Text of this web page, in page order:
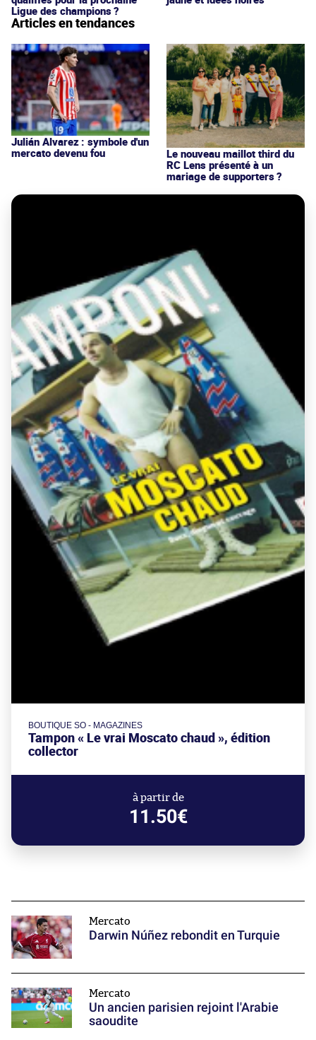
Ligue des champions ?
Articles en tendances
Julián Alvarez : symbole d'un
mercato devenu fou
Le nouveau maillot third du
RC Lens présenté à un
mariage de supporters ?
BOUTIQUE SO - MAGAZINES
Tampon « Le vrai Moscato chaud », édition
collector
à partir de
11.50€
Mercato
Darwin Núñez rebondit en Turquie
Mercato
Un ancien parisien rejoint l'Arabie
saoudite